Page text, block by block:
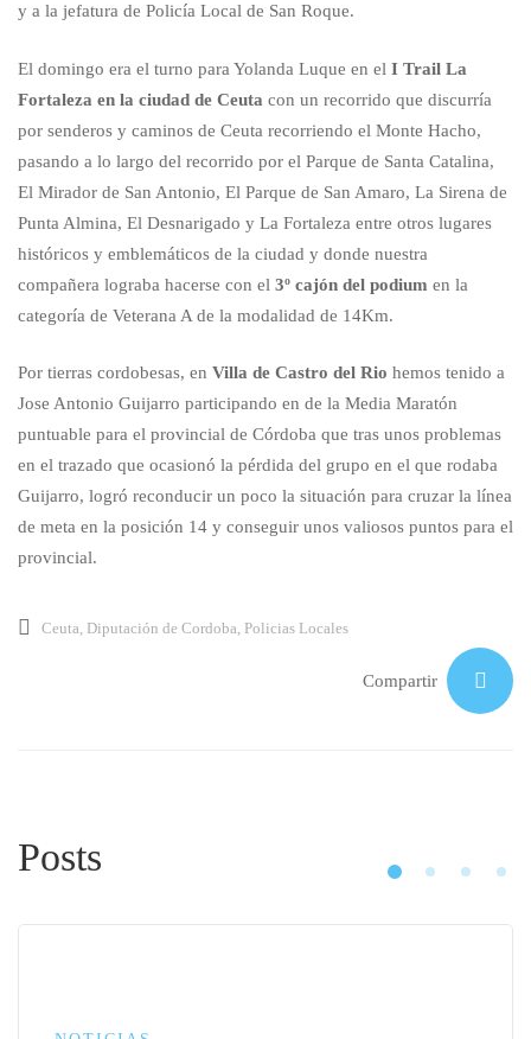
y a la jefatura de Policía Local de San Roque.
El domingo era el turno para Yolanda Luque en el I Trail La
Fortaleza en la ciudad de Ceuta con un recorrido que discurría
por senderos y caminos de Ceuta recorriendo el Monte Hacho,
pasando a lo largo del recorrido por el Parque de Santa Catalina,
El Mirador de San Antonio, El Parque de San Amaro, La Sirena de
Punta Almina, El Desnarigado y La Fortaleza entre otros lugares
históricos y emblemáticos de la ciudad y donde nuestra
compañera lograba hacerse con el 3º cajón del podium en la
categoría de Veterana A de la modalidad de 14Km.
Por tierras cordobesas, en Villa de Castro del Rio hemos tenido a
Jose Antonio Guijarro participando en de la Media Maratón
puntuable para el provincial de Córdoba que tras unos problemas
en el trazado que ocasionó la pérdida del grupo en el que rodaba
Guijarro, logró reconducir un poco la situación para cruzar la línea
de meta en la posición 14 y conseguir unos valiosos puntos para el
provincial.
Ceuta Diputación de Cordoba Policias Locales
Compartir
Posts